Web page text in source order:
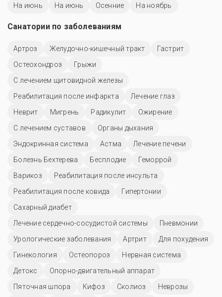
На июнь
На июнь Осенние На ноябрь
Санатории по заболеваниям
Артроз Желудочно-кишечный тракт
Гастрит
Остеохондроз
Грыжи
С лечением щитовидной железы
Реабилитация после инфаркта
Лечение глаз
Неврит
Мигрень Радикулит
Ожирение
С лечением суставов
Органы дыхания
Эндокринная система
Астма
Лечение печени
Болезнь Бехтерева
Бесплодие
Геморрой
Варикоз
Реабилитация после инсульта
Реабилитация после ковида
Гипертонии
Сахарный диабет
Лечение сердечно-сосудистой системы
Пневмонии
Урологические заболевания
Артрит
Для похудения
Гинекология
Остеопороз
Нервная система
Детокс
Опорно-двигательный аппарат
Пяточная шпора
Кифоз Сколиоз
Неврозы